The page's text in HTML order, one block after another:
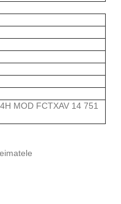
MOD FCTXAV 14 751